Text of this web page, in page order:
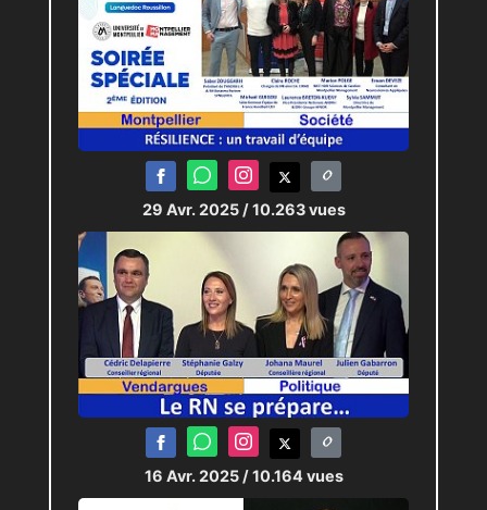
29 Avr. 2025 / 10.263 vues
16 Avr. 2025 / 10.164 vues